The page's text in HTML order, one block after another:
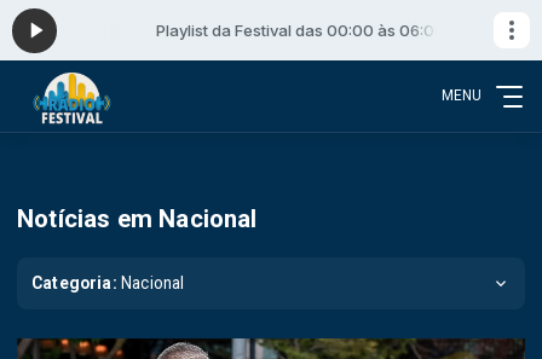
Playlist da Festival das 00:00 às 06:00
MENU
Notícias em Nacional
Categoria: Nacional